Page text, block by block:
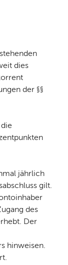
dies
der §§
jährlich
gilt.
des
Der
hinweisen.